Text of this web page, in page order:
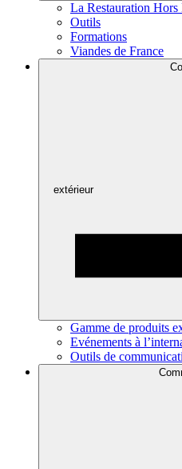
La Restauration
Outils
Formations
Viandes de France
extérieur
Gamme de produits
Evénements à
Outils de